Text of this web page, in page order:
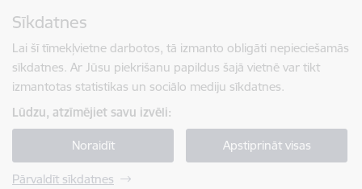
Sīkdatnes
Lai šī tīmekļvietne darbotos, tā izmanto obligāti nepieciešamās
sīkdatnes. Ar Jūsu piekrišanu papildus šajā vietnē var tikt
izmantotas statistikas un sociālo mediju sīkdatnes.
Lūdzu, atzīmējiet savu izvēli:
Noraidīt Apstiprināt visas
Pārvaldīt sīkdatnes